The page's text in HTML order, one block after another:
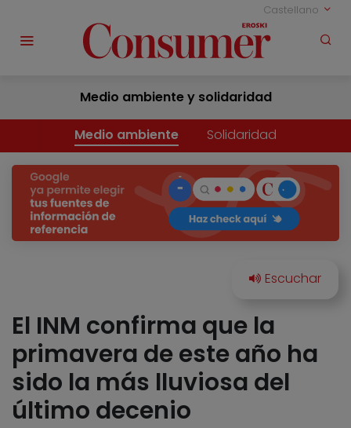
Castellano
Medio ambiente y solidaridad
Medio ambiente Solidaridad
El INM confirma que la
primavera de este año ha
sido la más lluviosa del
último decenio